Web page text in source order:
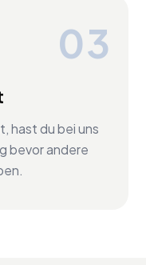
03
hast du bei uns
bevor andere